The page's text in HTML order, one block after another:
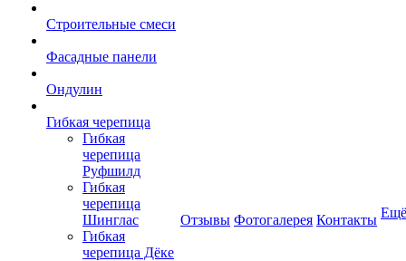
Строительные смеси
Фасадные панели
Ондулин
Гибкая черепица
Гибкая
черепица
Руфшилд
Гибкая
черепица
Шинглас
Гибкая
черепица Дёке
Отзывы Фотогалерея Контакты Ещё